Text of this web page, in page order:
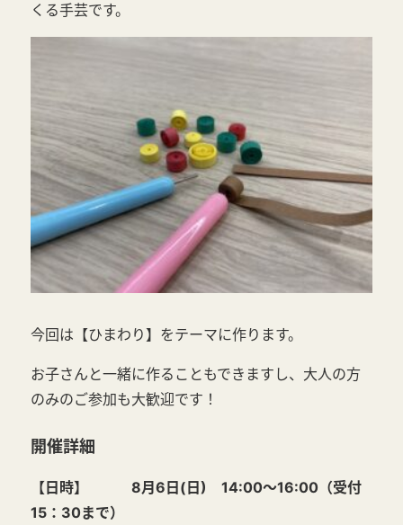
くる手芸です。
今回は【ひまわり】をテーマに作ります。
お子さんと一緒に作ることもできますし、大人の方
のみのご参加も大歓迎です！
開催詳細
【日時】 8月6日(日) 14:00～16:00（受付
15：30まで）